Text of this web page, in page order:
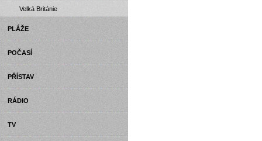
Velká Británie
PLÁŽE
POČASÍ
PŘÍSTAV
RÁDIO
TV